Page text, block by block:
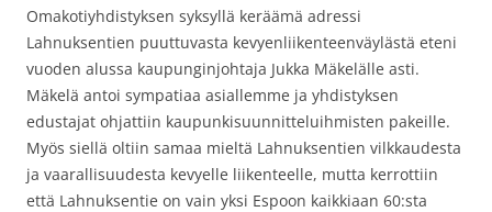
Omakotiyhdistyksen syksyllä keräämä adressi
Lahnuksentien puuttuvasta kevyenliikenteenväylästä eteni
vuoden alussa kaupunginjohtaja Jukka Mäkelälle asti.
Mäkelä antoi sympatiaa asiallemme ja yhdistyksen
edustajat ohjattiin kaupunkisuunnitteluihmisten pakeille.
Myös siellä oltiin samaa mieltä Lahnuksentien vilkkaudesta
ja vaarallisuudesta kevyelle liikenteelle, mutta kerrottiin
että Lahnuksentie on vain yksi Espoon kaikkiaan 60:sta